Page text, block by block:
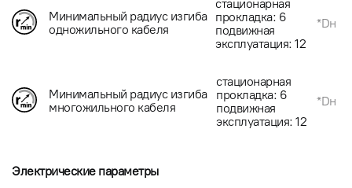
Минимальный радиус изгиба
одножильного кабеля
стационарная
прокладка: 6
подвижная
эксплуатация: 12
*Dн
Минимальный радиус изгиба
многожильного кабеля
стационарная
прокладка: 6
подвижная
эксплуатация: 12
*Dн
Электрические параметры